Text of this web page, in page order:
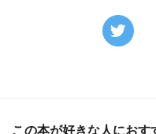
この本が好きな人におす